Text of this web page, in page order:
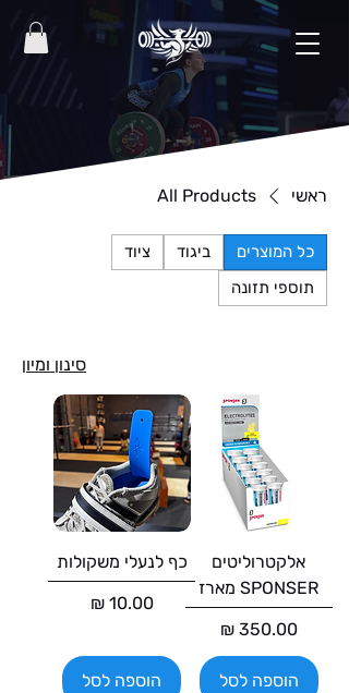
ראשי All Products
כל המוצרים ביגוד
ציוד
תוספי תזונה
סינון ומיון
אלקטרוליטים
SPONSER מארז
מחיר‏350.00 ‏₪
הוספה לסל
כף לנעלי משקולות
מחיר‏10.00 ‏₪
הוספה לסל